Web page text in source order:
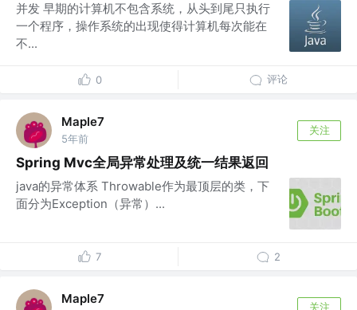
并发 早期的计算机不包含系统，从头到尾只执行
一个程序，操作系统的出现使得计算机每次能在
不...
0 评论
Maple7
5年前
关注
Spring Mvc全局异常处理及统一结果返回
java的异常体系 Throwable作为最顶层的类，下
面分为Exception（异常）...
7 2
Maple7
关注